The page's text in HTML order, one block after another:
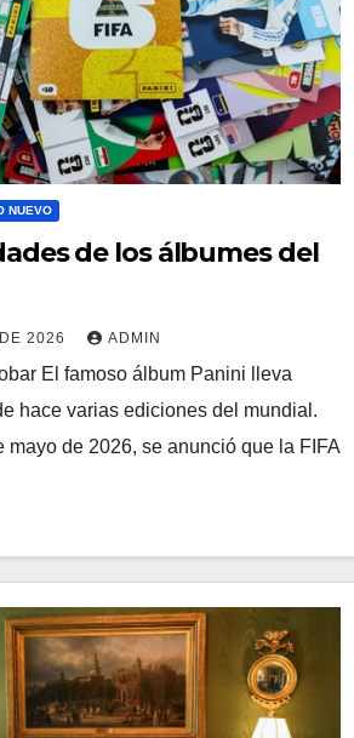
NUEVO
de los álbumes del
2026 ADMIN
El famoso álbum Panini lleva
hace varias ediciones del mundial.
mayo de 2026, se anunció que la FIFA